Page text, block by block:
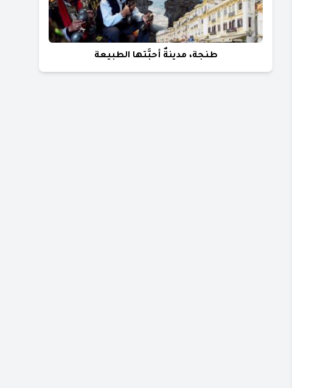
طنجة، مدينةٌ أحبَّتها الطبيعة